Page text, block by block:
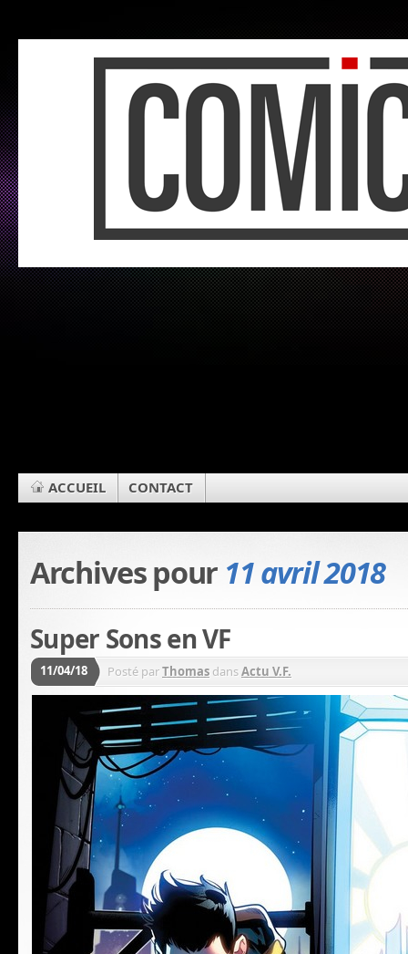
ACCUEIL CONTACT
Archives pour 11 avril 2018
Super Sons en VF
11/04/18 Posté parThomas dansActu V.F.